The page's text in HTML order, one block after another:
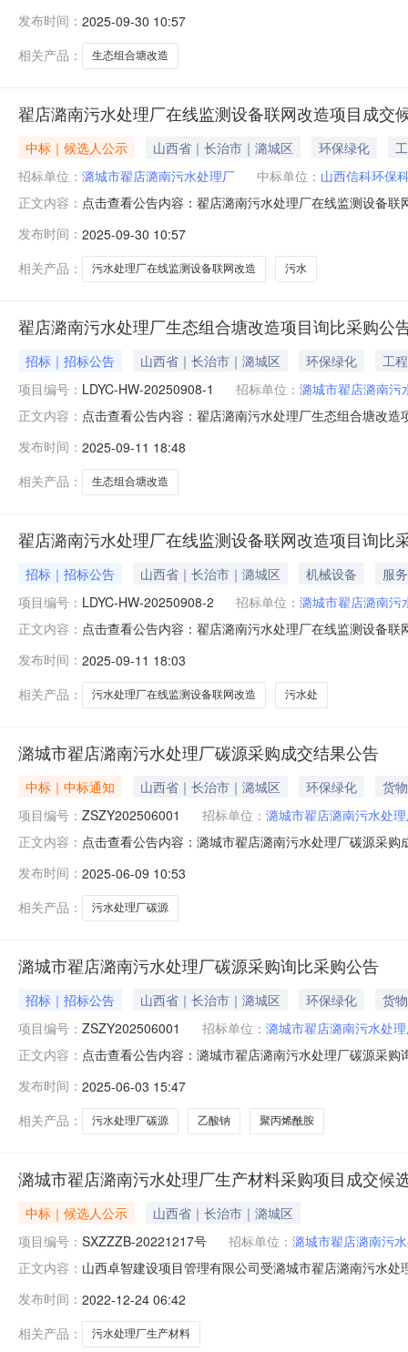
下：翟店潞南污水处理厂生态组合塘改造项目推荐二名
发布时间： 2025-09-30 10:57
相关产品：
生态组合塘改造
翟店潞南污水处理厂在线监测设备联网改造项目成交
中标｜候选人公示 山西省｜长治市｜潞城区 环保绿化
招标单位： 潞城市翟店潞南污水处理厂 中标单位： 山西信科环保
正文内容： 点击查看公告内容：翟店潞南污水处理厂在线监测设备
委员会评审后公示如下：翟店潞南污水处理厂在线监测
发布时间： 2025-09-30 10:57
相关产品：
污水处理厂在线监测设备联网改造 污水
翟店潞南污水处理厂生态组合塘改造项目询比采购公
招标｜招标公告 山西省｜长治市｜潞城区 环保绿化
工程
项目编号： LDYC-HW-20250908-1 招标单位： 潞城市翟店潞南污
正文内容： 点击查看公告内容：翟店潞南污水处理厂生态组合塘改
范围2.1项目名称：翟店潞南污水处理厂生态组合塘改造
范围：包含货物
发布时间： 2025-09-11 18:48
相关产品：
生态组合塘改造
翟店潞南污水处理厂在线监测设备联网改造项目询比
招标｜招标公告 山西省｜长治市｜潞城区 机械设备
服务
项目编号： LDYC-HW-20250908-2 招标单位： 潞城市翟店潞南污
正文内容： 点击查看公告内容：翟店潞南污水处理厂在线监测设备
购。2项目概况与采购范围2.1项目名称：翟店潞南污水
询比文件第五章：
发布时间： 2025-09-11 18:03
相关产品：
污水处理厂在线监测设备联网改造 污水处
潞城市翟店潞南污水处理厂碳源采购成交结果公告
中标｜中标通知 山西省｜长治市｜潞城区 环保绿化
货物
项目编号： ZSZY202506001 招标单位： 潞城市翟店潞南污水处
正文内容： 点击查看公告内容：潞城市翟店潞南污水处理厂碳源采
理厂碳源采购项目编号：ZSZY202506001成交供应商：
远工程项目管理有
发布时间： 2025-06-09 10:53
相关产品：
污水处理厂碳源
潞城市翟店潞南污水处理厂碳源采购询比采购公告
招标｜招标公告 山西省｜长治市｜潞城区 环保绿化
货物
项目编号： ZSZY202506001 招标单位： 潞城市翟店潞南污水处
正文内容： 点击查看公告内容：潞城市翟店潞南污水处理厂碳源采
处理厂碳源采购1.2项目编号：ZSZY2025060011.3采购
容：乙酸钠90吨
发布时间： 2025-06-03 15:47
相关产品：
污水处理厂碳源 乙酸钠 聚丙烯酰胺
潞城市翟店潞南污水处理厂生产材料采购项目成交候
中标｜候选人公示
山西省｜长治市｜潞城区
项目编号： SXZZZB-20221217号 招标单位： 潞城市翟店潞南污
正文内容： 山西卓智建设项目管理有限公司受潞城市翟店潞南污水
时间：2022年12月22日15时00分四、评审结果成交候选
贾先生联
发布时间： 2022-12-24 06:42
相关产品：
污水处理厂生产材料